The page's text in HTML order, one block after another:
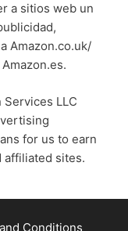
a sitios web un
Amazon.co.uk/
LLC
for us to earn
affiliated sites.
Conditions